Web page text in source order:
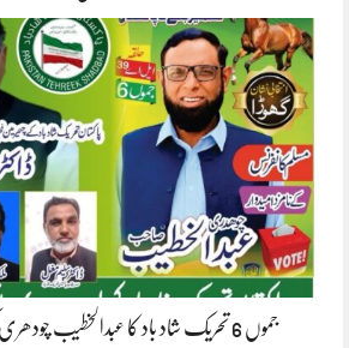
جموں 6 تحریک شاد باد کا عبدالخطیب چودھری کی حمایت کا اعلان